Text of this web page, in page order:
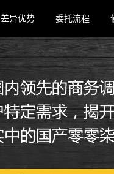
差异优势 委托流程